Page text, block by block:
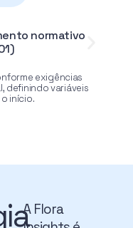
normativo
exigências
definindo variáveis
início.
A Flora